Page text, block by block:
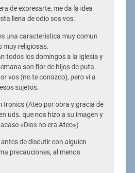
de expresarte, me da la idea
llena de odio sos vos.
una caracteristica muy comun
muy religiosas.
todos los domingos a la iglesia y
son flor de hijos de puta.
vos (no te conozco), pero vi a
sujetos.
Ironics (Ateo por obra y gracia de
uds. que nos hizo a su imagen y
«Dios no era Ateo»)
antes de discutir con alguien
precauciones, al menos